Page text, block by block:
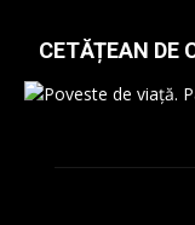
CETĂȚEAN